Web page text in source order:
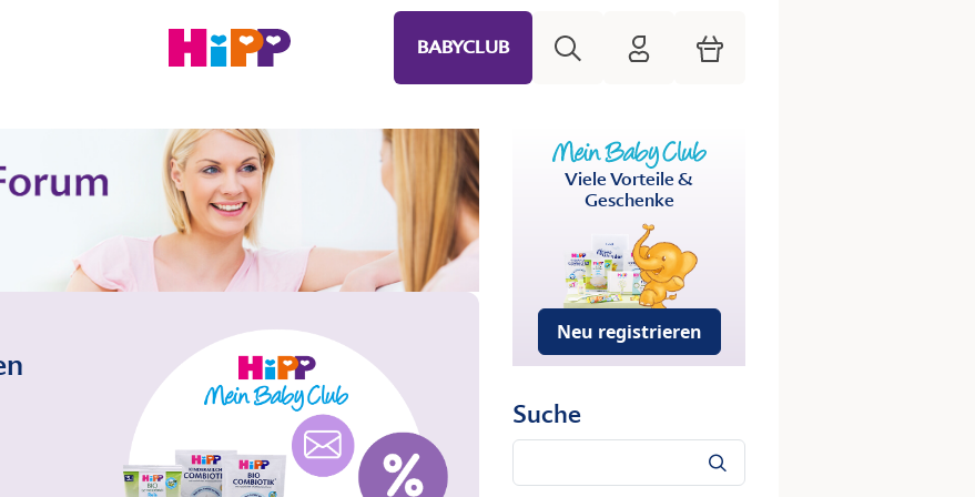
BABYCLUB HiPP Mein Babyclub
Warenkorb
Viele Vorteile &
Geschenke
Neu registrieren
Suche